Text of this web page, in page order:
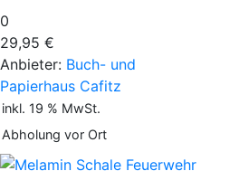
0
29,95 €
Anbieter: Buch- und
Papierhaus Cafitz
inkl. 19 % MwSt.
Abholung vor Ort